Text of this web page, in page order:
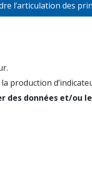
l’articulation des
production
données et/ou